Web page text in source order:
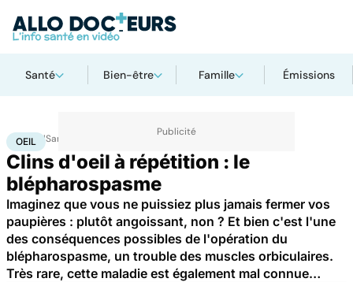
Santé Bien-être Famille Émissions
AccueilSanté
OEIL
Clins d'oeil à répétition : le
blépharospasme
Imaginez que vous ne puissiez plus jamais fermer vos
paupières : plutôt angoissant, non ? Et bien c'est l'une
des conséquences possibles de l'opération du
blépharospasme, un trouble des muscles orbiculaires.
Très rare, cette maladie est également mal connue…